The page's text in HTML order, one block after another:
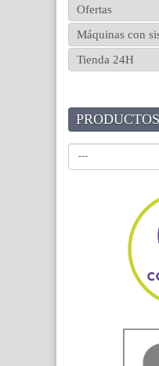
Ofertas
Máquinas con
Tienda 24H
---